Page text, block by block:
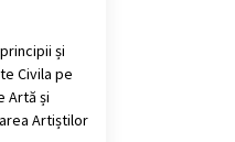
și
Civila pe
Artă și
Artiștilor